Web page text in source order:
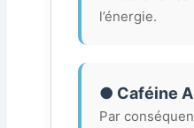
l’énergie.
● Caféine
Par